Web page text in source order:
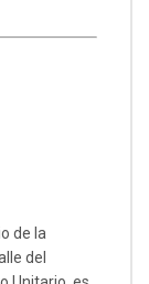
de la
del